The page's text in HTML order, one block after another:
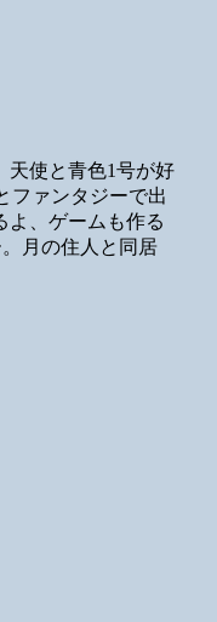
天使と青色1号が好
ファンタジーで出
よ、ゲームも作る
月の住人と同居